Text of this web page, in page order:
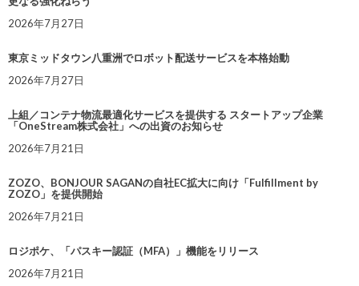
2026年7月27日
東京ミッドタウン八重洲でロボット配送サービスを本格始動
2026年7月27日
上組／コンテナ物流最適化サービスを提供する スタートアップ企業
「OneStream株式会社」への出資のお知らせ
2026年7月21日
ZOZO、BONJOUR SAGANの自社EC拡大に向け「Fulfillment by
ZOZO」を提供開始
2026年7月21日
ロジポケ、「パスキー認証（MFA）」機能をリリース
2026年7月21日